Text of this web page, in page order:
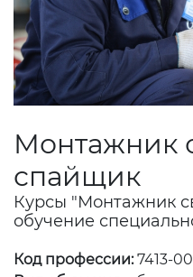
Монтажник
спайщик
Курсы "Монтажник
обучение
Код профессии:7413-